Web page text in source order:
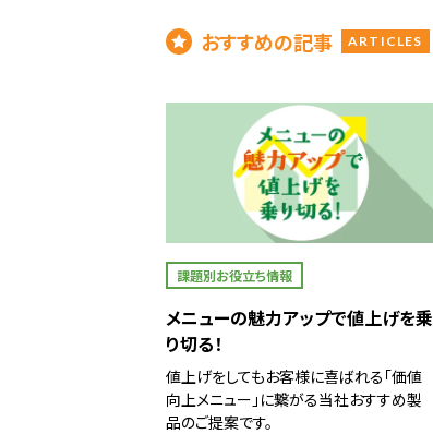
おすすめの記事 ARTICLES
課題別お役立ち情報
メニューの魅力アップで値上げを乗
り切る！
値上げをしてもお客様に喜ばれる「価値
向上メニュー」に繋がる当社おすすめ製
品のご提案です。